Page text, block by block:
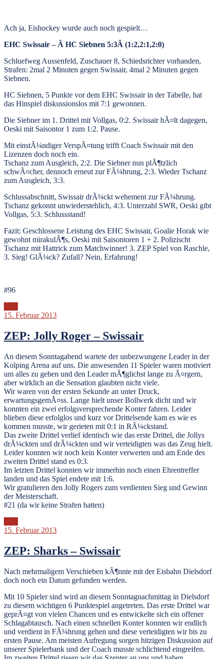
Ach ja, Eishockey wurde auch noch gespielt…
EHC Swissair – Â HC Siebnen 5:3Â (1:2,2:1,2:0)
Schluefweg Aussenfeld, Zuschauer 8, Schiedsrichter vorhanden,
Strafen: 2mal 2 Minuten gegen Swissair, 4mal 2 Minuten gegen
Siebnen.
HC Siebnen, 5 Punkte vor dem EHC Swissair in der Tabelle, hat
das Hinspiel diskussionslos mit 7:1 gewonnen.
Die Siebner im 1. Drittel mit Vollgas, 0:2. Swissair hÃ¤lt dagegen,
Oeski mit Saisontor 1 zum 1:2. Pause.
Mit einstÃ¼ndiger VerspÃ¤tung trifft Coach Swissair mit den
Lizenzen doch noch ein.
Tschanz zum Ausgleich, 2:2. Die Siebner nun plÃ¶tzlich
schwÃ¤cher, dennoch erneut zur FÃ¼hrung, 2:3. Wieder Tschanz
zum Ausgleich, 3:3.
Schlussabschnitt, Swissair drÃ¼ckt wehement zur FÃ¼hrung.
Tschanz gekonnt unwiederstehlich, 4:3. Unterzahl SWR, Oeski gibt
Vollgas, 5:3. Schlussstand!
Fazit: Geschlossene Leistung des EHC Swissair, Goalie Horak wie
gewohnt mirakulÃ¶s, Oeski mit Saisontoren 1 + 2. Polizischt
Tschanz mit Hattrick zum Matchwinner! 3. ZEP Spiel von Raschle,
3. Sieg! GlÃ¼ck? Zufall? Nein, Erfahrung!
#96
15. Februar 2013
ZEP: Jolly Roger – Swissair
An diesem Sonntagabend wartete der unbezwungene Leader in der
Kolping Arena auf uns. Die anwesenden 11 Spieler waren motiviert
um alles zu geben und den Leader mÃ¶glichst lange zu Ã¤rgern,
aber wirklich an die Sensation glaubten nicht viele.
Wir waren von der ersten Sekunde an unter Druck,
erwartungsgemÃ¤ss. Lange hielt unser Bollwerk dicht und wir
konnten ein zwei erfolgsversprechende Konter fahren. Leider
blieben diese erfolglos und kurz vor Drittelsende kam es wie es
kommen musste, wir gerieten mit 0:1 in RÃ¼ckstand.
Das zweite Drittel verlief identisch wie das erste Drittel, die Jollys
drÃ¼ckten und drÃ¼ckten und wir verteidigten was das Zeug hielt.
Leider konnten wir noch kein Konter verwerten und am Ende des
zweiten Drittel stand es 0:3.
Im letzten Drittel konnten wir immerhin noch einen Ehrentreffer
landen und das Spiel endete mit 1:6.
Wir gratulieren den Jolly Rogers zum verdienten Sieg und Gewinn
der Meisterschaft.
#21 (da wir keine Strafen hatten)
15. Februar 2013
ZEP: Sharks – Swissair
Nach mehrmaligem Verschieben kÃ¶nnte mit der Eisbahn Dielsdorf
doch noch ein Datum gefunden werden.
Mit 10 Spieler sind wird an diesem Sonntagnachmittag in Dielsdorf
zu diesem wichtigen 6 Punktespiel angetreten. Das erste Drittel war
geprÃ¤gt von vielen Chancen und es entwickelte sich ein offener
Schlagabtausch. Nach einen schnellen Konter konnten wir endlich
und verdient in FÃ¼hrung gehen und diese verteidigten wir bis zu
ersten Pause. Am meisten Aufregung sorgen hitzigen Diskussion auf
unserer Spielerbank und der Coach musste schlichtend eingreifen.